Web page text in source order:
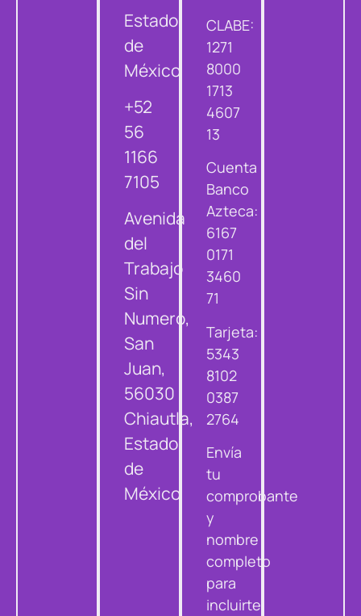
Estado
de
México
+52
56
1166
7105
Avenida
del
Trabajo
Sin
Numero,
San
Juan,
56030
Chiautla,
Estado
de
México
CLABE:
1271
8000
1713
4607
13
Cuenta
Banco
Azteca:
6167
0171
3460
71
Tarjeta:
5343
8102
0387
2764
Envía
tu
comprobante
y
nombre
completo
para
incluirte